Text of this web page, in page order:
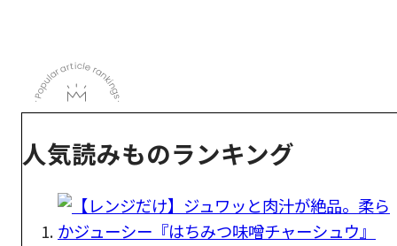
人気読みものランキング